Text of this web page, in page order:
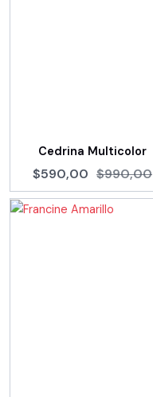
Cedrina Multicolor
$590,00 $990,00